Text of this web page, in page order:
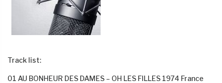
Track list:
01 AU BONHEUR DES DAMES – OH LES FILLES 1974 France